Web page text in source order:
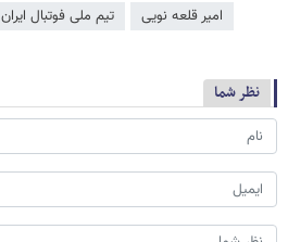
امیر قلعه نویی تیم ملی فوتبال ایران
نظر شما